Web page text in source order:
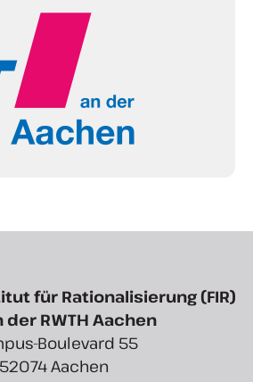
für Rationalisierung (FIR)
der RWTH Aachen
Boulevard 55
52074 Aachen